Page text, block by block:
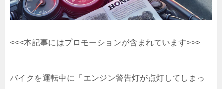
<<<本記事にはプロモーションが含まれています>>>
バイクを運転中に「エンジン警告灯が点灯してしまっ